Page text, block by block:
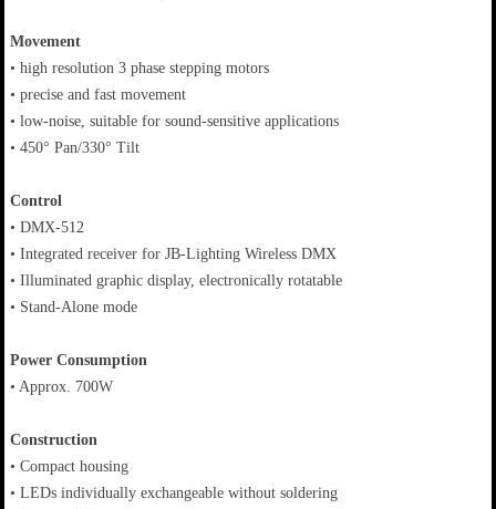
Movement
• high resolution 3 phase stepping motors
• precise and fast movement
• low-noise, suitable for sound-sensitive applications
• 450° Pan/330° Tilt
Control
• DMX-512
• Integrated receiver for JB-Lighting Wireless DMX
• Illuminated graphic display, electronically rotatable
• Stand-Alone mode
Power Consumption
• Approx. 700W
Construction
• Compact housing
• LEDs individually exchangeable without soldering